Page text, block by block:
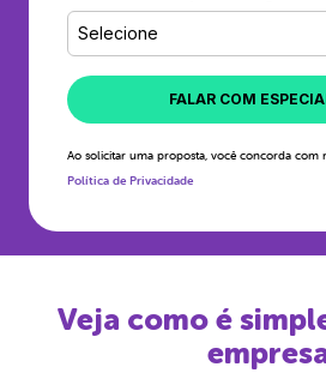
Selecione
FALAR COM
Ao solicitar uma proposta, você concorda com
Política de Privacidade
Veja como é